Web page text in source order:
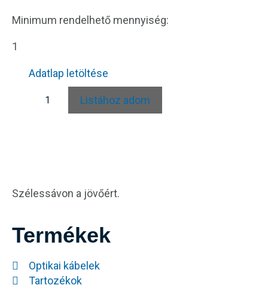
Minimum rendelhető mennyiség:
1
Adatlap letöltése
Listához adom
Szélessávon a jövőért.
Termékek
Optikai kábelek
Tartozékok